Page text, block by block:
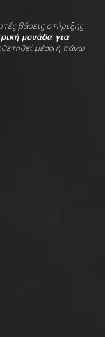
βάσεις στήριξης
μονάδα για
μέσα ή πάνω